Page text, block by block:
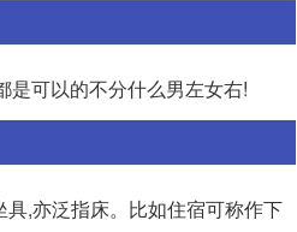
是可以的不分什么男左女右!
,亦泛指床。比如住宿可称作下